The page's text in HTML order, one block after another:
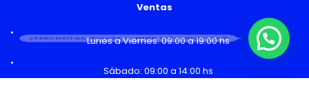
Ventas
Lunes a Viernes: 09:00 a 19:00 hs
Sábado: 09:00 a 14:00 hs
¿Necesitas Ayuda o mas información?